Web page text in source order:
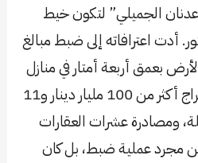
الجميلي” لتكون خيط
أدت اعترافاته إلى ضبط مبالغ
بعمق أربعة أمتار في منازل
مشتبه بهم. مشهد استخراج أكثر من 100 مليار دينار و11
ومصادرة عشرات العقارات
مجرد عملية ضبط، بل كان